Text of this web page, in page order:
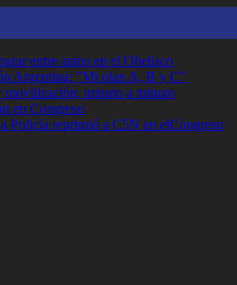
entre autos en el Obelisco
Argentina: "Mi plan A, B y C"
movilización, minuto a minuto
en Congreso
Policía reprimió a C5N en elCongreso